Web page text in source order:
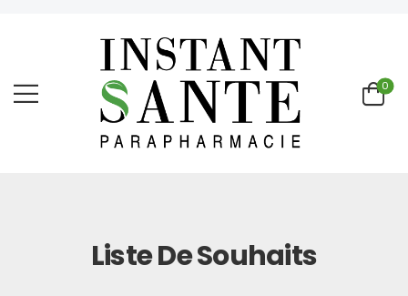
0
Liste De Souhaits